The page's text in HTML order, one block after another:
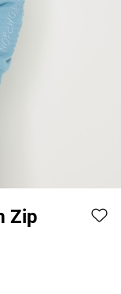
Zip